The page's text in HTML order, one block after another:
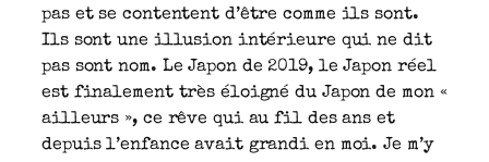
pas et se contentent d’être comme ils sont.
Ils sont une illusion intérieure qui ne dit
pas sont nom. Le Japon de 2019, le Japon réel
est finalement très éloigné du Japon de mon «
ailleurs », ce rêve qui au fil des ans et
depuis l’enfance avait grandi en moi. Je m’y